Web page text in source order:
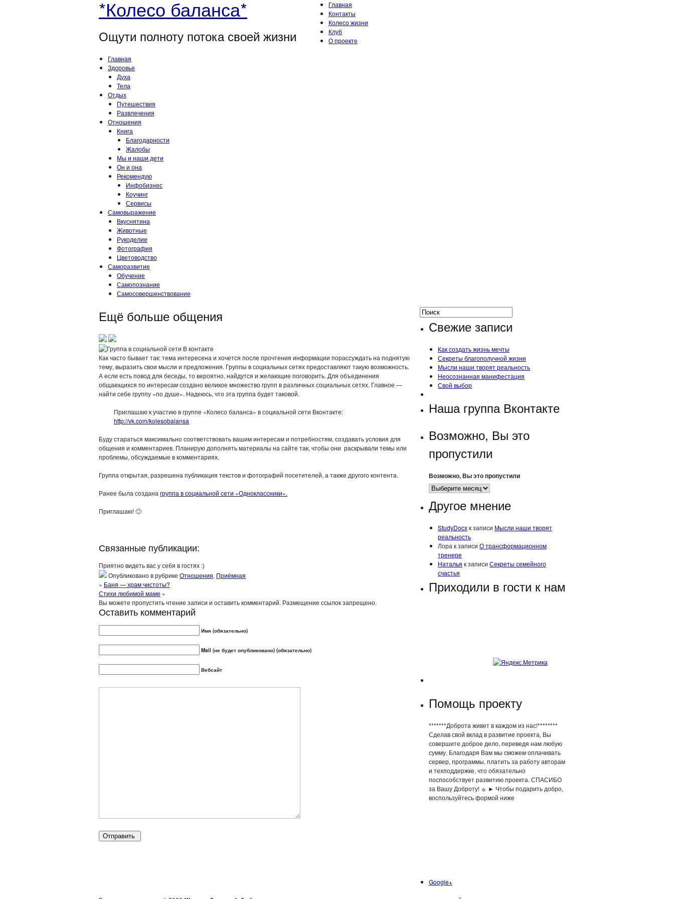
*Колесо баланса*
Ощути полноту потока своей жизни
Главная
Контакты
Колесо жизни
Клуб
О проекте
Главная
Здоровье
Духа
Тела
Отдых
Путешествия
Развлечения
Отношения
Книга
Благодарности
Жалобы
Мы и наши дети
Он и она
Рекомендую
Инфобизнес
Коучинг
Сервисы
Самовыражение
Вкуснятина
Животные
Рукоделие
Фотография
Цветоводство
Саморазвитие
Обучение
Самопознание
Самосовершенствование
Ещё больше общения
Как часто бывает так: тема интересена и хочется после прочтения информации порассуждать на поднятую
тему, выразить свои мысли и предложения. Группы в социальных сетях предоставляют такую возможность.
А если есть повод для беседы, то вероятно, найдутся и желающие поговорить. Для объединения
общающихся по интересам создано великое множество групп в различных социальных сетях. Главное —
найти себе группу «по душе». Надеюсь, что эта группа будет таковой.
Приглашаю к участию в группе «Колесо баланса» в социальной сети Вконтакте:
http://vk.com/kolesobalansa
Буду стараться максимально соответствовать вашим интересам и потребностям, создавать условия для
общения и комментариев. Планирую дополнять материалы на сайте так, чтобы они раскрывали темы или
проблемы, обсуждаемые в комментариях.
Группа открытая, разрешена публикация текстов и фотографий посетителей, а также другого контента.
Ранее была создана группа в социальной сети «Одноклассники».
Приглашаю! 🙂
Связанные публикации:
Приятно видеть вас у себя в гостях :)
Опубликовано в рубрике Отношения, Приёмная
« Баня — храм чистоты?
Стихи любимой маме »
Вы можете пропустить чтение записи и оставить комментарий. Размещение ссылок запрещено.
Оставить комментарий
Имя (обязательно)
Mail (не будет опубликовано) (обязательно)
Вебсайт
Свежие записи
Как создать жизнь мечты
Секреты благополучной жизни
Мысли наши творят реальность
Неосознанная манифестация
Свой выбор
Наша группа Вконтакте
Возможно, Вы это
пропустили
Возможно, Вы это пропустили
Другое мнение
StudyDocxк записи Мысли наши творят
реальность
Лора к записи О трансформационном
тренере
Наталья к записи Секреты семейного
счастья
Приходили в гости к нам
Помощь проекту
*******Доброта живет в каждом из нас!********
Сделав свой вклад в развитие проекта, Вы
совершите доброе дело, переведя нам любую
сумму. Благодаря Вам мы сможем оплачивать
сервер, программы, платить за работу авторам
и техподдержке, что обязательно
поспособствует развитию проекта. СПАСИБО
за Вашу Доброту! ☼ ► Чтобы подарить добро,
воспользуйтесь формой ниже
Google+